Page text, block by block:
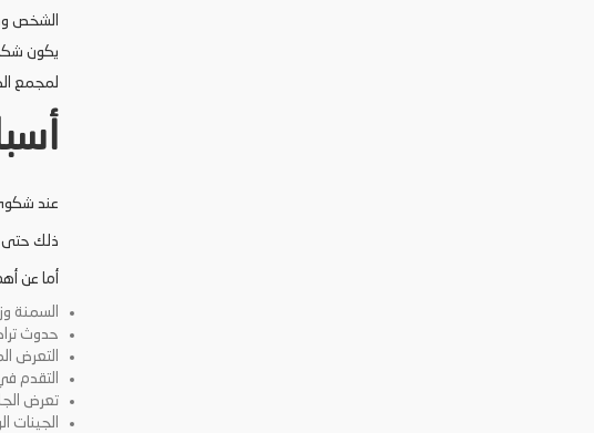
الشخص
يكون
لمجمع
عند
ذلك حتى
أما عن
السمنة
حدوث
التعرض
التقدم
تعرض
الجينات